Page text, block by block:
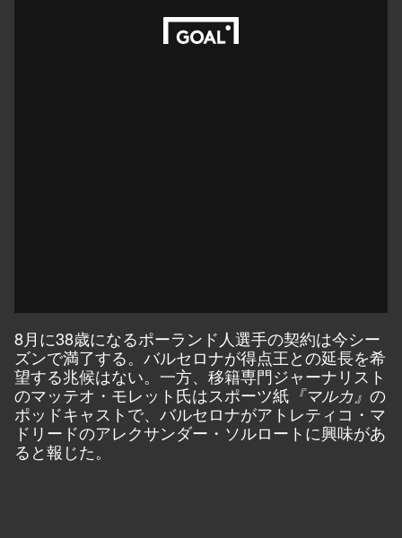
8月に38歳になるポーランド人選手の契約は今シー
ズンで満了する。バルセロナが得点王との延長を希
望する兆候はない。一方、移籍専門ジャーナリスト
のマッテオ・モレット氏はスポーツ紙 『マルカ』 の
ポッドキャストで、バルセロナがアトレティコ・マ
ドリードのアレクサンダー・ソルロートに興味があ
ると報じた。